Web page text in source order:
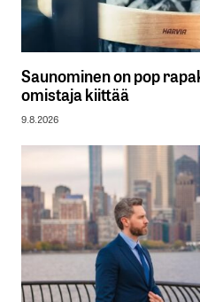
Saunominen on pop
omistaja kiittää
9.8.2026